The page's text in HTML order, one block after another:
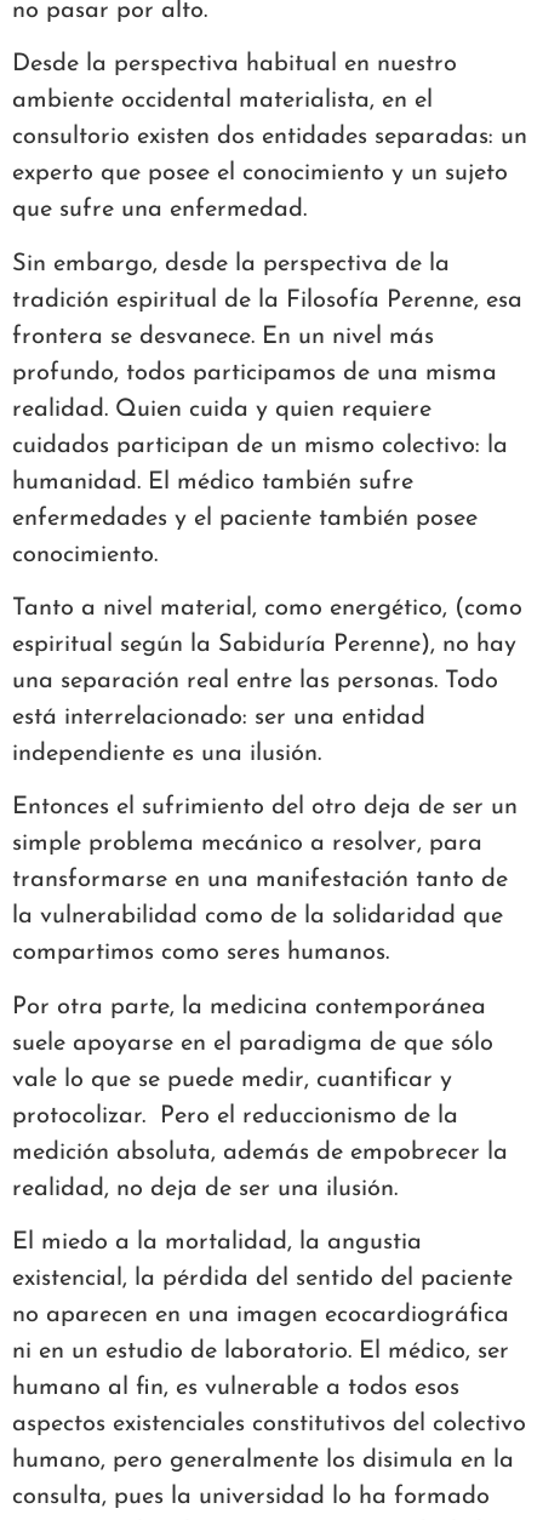
no pasar por alto.
Desde la perspectiva habitual en nuestro
ambiente occidental materialista, en el
consultorio existen dos entidades separadas: un
experto que posee el conocimiento y un sujeto
que sufre una enfermedad.
Sin embargo, desde la perspectiva de la
tradición espiritual de la Filosofía Perenne, esa
frontera se desvanece. En un nivel más
profundo, todos participamos de una misma
realidad. Quien cuida y quien requiere
cuidados participan de un mismo colectivo: la
humanidad. El médico también sufre
enfermedades y el paciente también posee
conocimiento.
Tanto a nivel material, como energético, (como
espiritual según la Sabiduría Perenne), no hay
una separación real entre las personas. Todo
está interrelacionado: ser una entidad
independiente es una ilusión.
Entonces el sufrimiento del otro deja de ser un
simple problema mecánico a resolver, para
transformarse en una manifestación tanto de
la vulnerabilidad como de la solidaridad que
compartimos como seres humanos.
Por otra parte, la medicina contemporánea
suele apoyarse en el paradigma de que sólo
vale lo que se puede medir, cuantificar y
protocolizar. Pero el reduccionismo de la
medición absoluta, además de empobrecer la
realidad, no deja de ser una ilusión.
El miedo a la mortalidad, la angustia
existencial, la pérdida del sentido del paciente
no aparecen en una imagen ecocardiográfica
ni en un estudio de laboratorio. El médico, ser
humano al fin, es vulnerable a todos esos
aspectos existenciales constitutivos del colectivo
humano, pero generalmente los disimula en la
consulta, pues la universidad lo ha formado